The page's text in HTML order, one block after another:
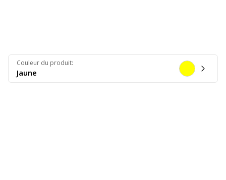
Couleur du produit:
Jaune